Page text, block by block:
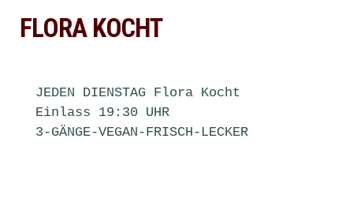
FLORA KOCHT
JEDEN DIENSTAG Flora Kocht
Einlass 19:30 UHR
3-GÄNGE-VEGAN-FRISCH-LECKER